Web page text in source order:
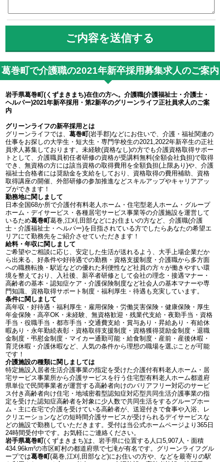
葛巻町で介護職の2021年新卒採用募集求人のご案内
岩手県葛巻町(くずまきまち)在住の方へ。介護職(介護福祉士・介護士・
ヘルパー)2021年新卒採用・第2新卒のグリーンライフ正社員求人のご案
内
グリーンライフの新卒採用とは
グリーンライフでは、葛巻町(岩手郡)などにお住いで、介護・福祉関連の
仕事をお探しの大学生・短大生・専門学校生の2021,2022年新卒生の正社
員求人募集しております。未経験(資格なし)の方でも介護資格取得サポー
トとして、介護職員初任者研修の資格が受講料無料(全額会社負担)で取得
でき、無資格の方には該当資格の取得費用を全額負担(上限あり)や、介護
福祉士合格者には奨励金を支給をしており、資格取得の費用補助、資格
取得講座の開催、外部研修の参加推進などスキルアップやキャリアアッ
プができます！
勤務地に関しまして
日本全国68か所で介護付有料老人ホーム・住宅型老人ホーム・グループ
ホーム・デイサービス・各種居宅サービス事業等の介護施設を運営して
いるため葛巻町葛巻,江刈,田部などにお住まいの方など、介護職(介護
士・介護福祉士・ヘルパー)を目指されている方でしたらあなたの希望エ
リアにて勤務先をご紹介させていただきます！
給料・年収に関しまして
ご希望やご相談に応じ、安定した生活が送れるよう、大手上場企業だか
ら出来る、好条件や好待遇での勤務・資格支援制度・介護職から多方面
への職務転換・駅近などの優れた利便性など社員の方々が働きやすい環
境を整えており、入社後、新卒者研修として会社の理念・接遇マナー・
高齢者の基本・認知症ケア・介護保険制度など社会人の基本マナーや専
門知識、資格取得サポート制度・福利厚生・待遇も充実しています。
条件に関しまして
高年収・好待遇・福利厚生・雇用保険・労働災害保険・健康保険・厚生
年金保険・高卒OK・未経験、無資格歓迎・残業代支給・夜勤手当・資格
手当・役職手当・都市手当・交通費支給・賞与あり・昇給あり・有給休
暇あり・永年勤続表彰・資格取得支援制度・資格獲得奨励金制度・退職
金制度・弔慰金制度・マイカー通勤可能・給食制度・産前・産後休暇・
育児休暇・介護休暇など、人気の条件から理想の職場を選ぶことが可能
です！
介護施設の種類に関しましては
特定施設入居者生活介護事業の指定を受けた介護付有料老人ホーム・居
宅サービス事業所から介護サービスを行う住宅型有料老人ホーム都道府
県単位で民間事業者が運営する高齢者向けのバリアフリー対応のサービ
ス付き高齢者向け住宅・地域密着型認知症対応型共同生活介護事業の指
定を受けた認知症高齢者を対象に少人数で共同生活をするグループホー
ム・主に在宅で介護を受けている高齢者が、送迎付きで食事や入浴、レ
クリエーションなどの短時間介護サービスが受けられるデイサービスな
どの施設で勤務していただきます。受付は当公式ホームページより365日
24時間受付中です。お気軽にご連絡ください。
岩手県葛巻町(くずまきまち)は、岩手県に位置する人口5,907人・面積
434.96km²の市区町村の都道府県で七滝が有名です。グリーンライフグル
ープでは葛巻町(葛巻,江刈,田部など)にお住いの方や、などを最寄りの駅